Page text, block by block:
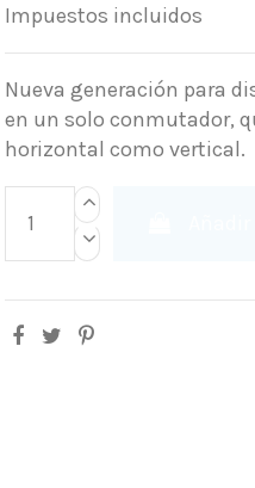
Impuestos incluidos
Nueva generación para
en un solo conmutador,
horizontal como vertical.